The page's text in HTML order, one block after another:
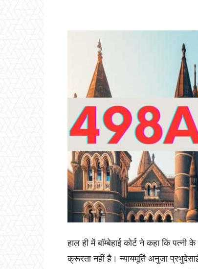
हाल ही में बॉम्बेहाई कोर्ट ने कहा कि
क्रूरता नहीं है। न्यायमूर्ति अनुजा